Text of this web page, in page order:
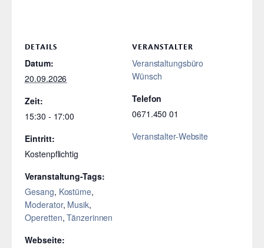
DETAILS
Datum:
20.09.2026
Zeit:
15:30 - 17:00
Eintritt:
Kostenpflichtig
Veranstaltung-Tags:
Gesang, Kostüme,
Moderator, Musik,
Operetten,Tänzerinnen
Webseite:
VERANSTALTER
Veranstaltungsbüro
Wünsch
Telefon
0671.450 01
Veranstalter-Website